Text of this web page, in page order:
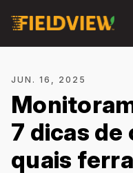
JUN. 16, 2025
7 dicas de
quais